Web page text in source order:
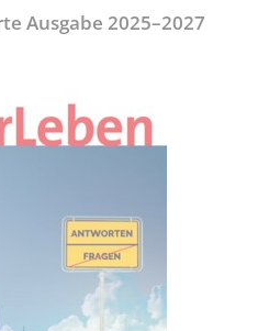
Ausgabe 2025–2027